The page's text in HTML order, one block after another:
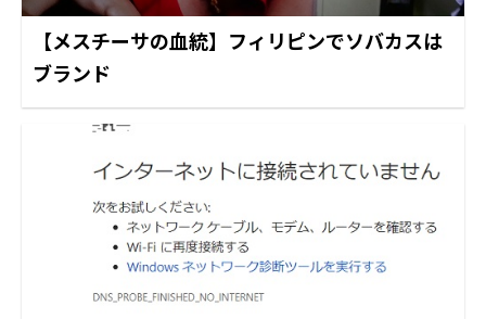
【メスチーサの血統】フィリピンでソバカスは
ブランド